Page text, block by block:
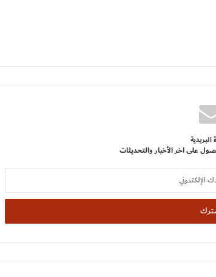
البريدية
على اخر الأخبار والتحديثات